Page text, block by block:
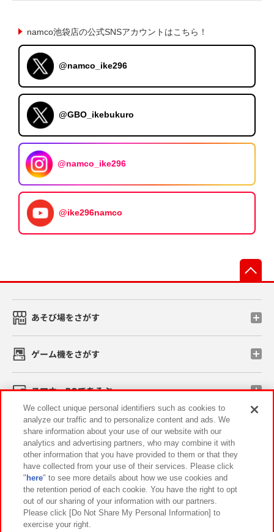
namco池袋店の公式SNSアカウントはこちら！
@namco_ike296
@GBO_ikebukuro
@namco_ike296
@ike296namco
あそび場をさがす
ゲーム機をさがす
スマホ・PCであそぶ
イベント・キャンペーン
関連会社 サステナビリティ サイトポリシー
プライバシーポリシー ウェブアクセシビリティ方針と検証結果
お取引先さまとともに
We collect unique personal identifiers such as cookies to
analyze our traffic and to personalize content and ads. We
share information about your use of our website with our
analytics and advertising partners, who may combine it with
other information that you have provided to them or that they
have collected from your use of their services. Please click
" here" to see more details about how we use cookies and
the retention period of each cookie. You have the right to opt
out of our sharing of your information with our partners.
Please click [Do Not Share My Personal Information] to
exercise your right.